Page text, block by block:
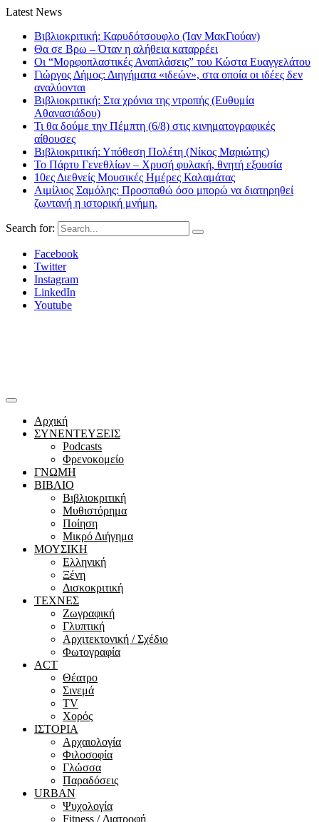
Latest News
Βιβλιοκριτική: Καρυδότσουφλο (Ίαν ΜακΓιούαν)
Θα σε Βρω – Όταν η αλήθεια καταρρέει
Οι “Μορφοπλαστικές Αναπλάσεις” του Κώστα Ευαγγελάτου
Γιώργος Δήμος: Διηγήματα «ιδεών», στα οποία οι ιδέες δεν
αναλύονται
Βιβλιοκριτική: Στα χρόνια της ντροπής (Ευθυμία
Αθανασιάδου)
Τι θα δούμε την Πέμπτη (6/8) στις κινηματογραφικές
αίθουσες
Βιβλιοκριτική: Υπόθεση Πολέτη (Νίκος Μαριώτης)
Το Πάρτυ Γενεθλίων – Χρυσή φυλακή, θνητή εξουσία
10ες Διεθνείς Μουσικές Ημέρες Καλαμάτας
Αιμίλιος Σαμόλης: Προσπαθώ όσο μπορώ να διατηρηθεί
ζωντανή η ιστορική μνήμη.
Search for:
Facebook
Twitter
Instagram
LinkedIn
Youtube
Αρχική
ΣΥΝΕΝΤΕΥΞΕΙΣ
Podcasts
Φρενοκομείο
ΓΝΩΜΗ
ΒΙΒΛΙΟ
Βιβλιοκριτική
Μυθιστόρημα
Ποίηση
Μικρό Διήγημα
ΜΟΥΣΙΚΗ
Ελληνική
Ξένη
Δισκοκριτική
ΤΕΧΝΕΣ
Ζωγραφική
Γλυπτική
Αρχιτεκτονική / Σχέδιο
Φωτογραφία
ACT
Θέατρο
Σινεμά
ΤV
Χορός
ΙΣΤΟΡΙΑ
Αρχαιολογία
Φιλοσοφία
Γλώσσα
Παραδόσεις
URBAN
Ψυχολογία
Fitness / Διατροφή